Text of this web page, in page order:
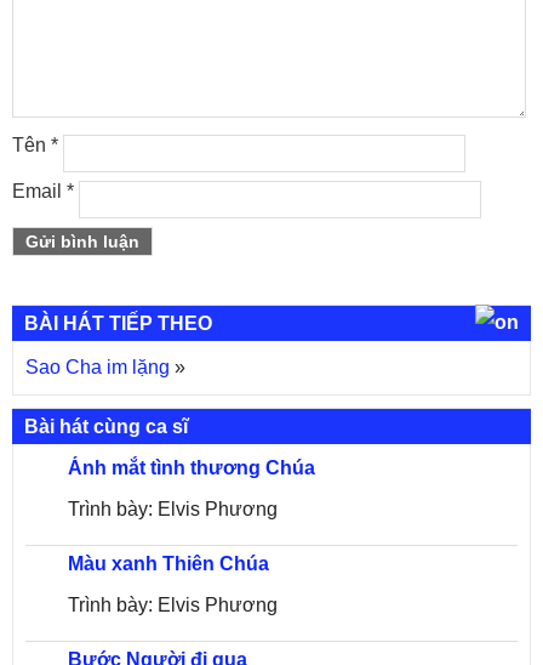
Tên *
Email *
BÀI HÁT TIẾP THEO
Sao Cha im lặng »
Bài hát cùng ca sĩ
Ánh mắt tình thương Chúa
Trình bày: Elvis Phương
Màu xanh Thiên Chúa
Trình bày: Elvis Phương
Bước Người đi qua